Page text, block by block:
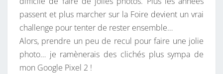
A
I
T
passent et plus marcher sur la Foire devient un vrai
challenge pour tenter de rester ensemble…
Alors, prendre un peu de recul pour faire une jolie
photo… je ramènerais des clichés plus sympa de
mon Google Pixel 2 !